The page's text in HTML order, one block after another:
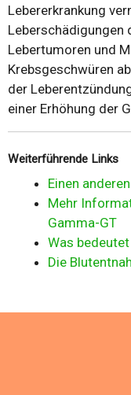
Lebererkrankung
Leberschädigungen
Lebertumoren und
Krebsgeschwüren
der
einer Erhöhung der
Weiterführende Links
Einen
Mehr
Gamma-GT
Was
Die